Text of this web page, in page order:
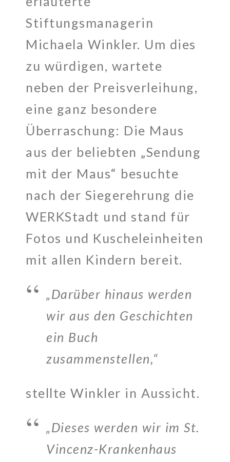
Stiftungsmanagerin
Michaela Winkler. Um dies
zu würdigen, wartete
neben der Preisverleihung,
eine ganz besondere
Überraschung: Die Maus
aus der beliebten „Sendung
mit der Maus“ besuchte
nach der Siegerehrung die
WERKStadt und stand für
Fotos und Kuscheleinheiten
mit allen Kindern bereit.
„Darüber hinaus werden
wir aus den Geschichten
ein Buch
zusammenstellen,“
stellte Winkler in Aussicht.
„Dieses werden wir im St.
Vincenz-Krankenhaus